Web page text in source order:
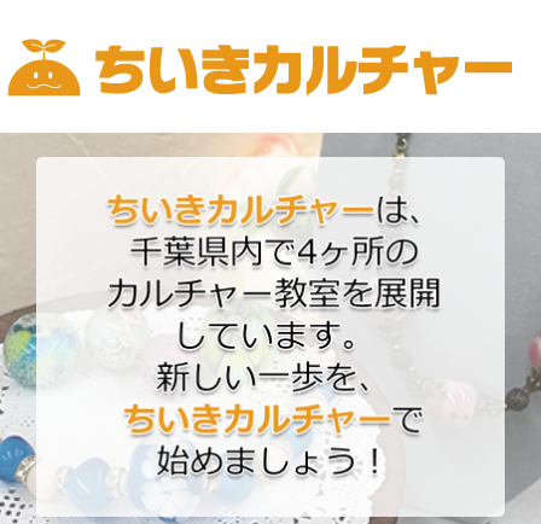
content
ちいきカルチャー